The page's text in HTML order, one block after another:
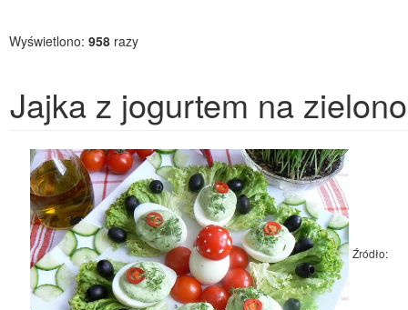
Wyświetlono: 958 razy
Jajka z jogurtem na zielono
Źródło: